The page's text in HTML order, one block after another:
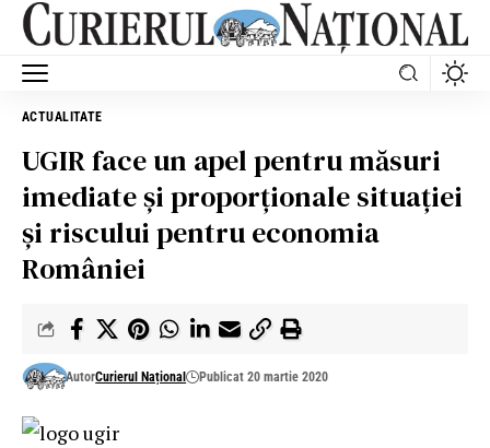
ACTUALITATE
UGIR face un apel pentru măsuri
imediate și proporționale situației
și riscului pentru economia
României
AutorCurierul Național Publicat 20 martie 2020